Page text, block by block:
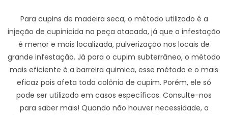
Para cupins de madeira seca, o método utilizado é a
injeção de cupinicida na peça atacada, já que a infestação
é menor e mais localizada, pulverização nos locais de
grande infestação. Já para o cupim subterrâneo, o método
mais eficiente é a barreira quimica, esse método e o mais
eficaz pois afeta toda colônia de cupim. Porém, ele só
pode ser utilizado em casos específicos. Consulte-nos
para saber mais! Quando não houver necessidade, a